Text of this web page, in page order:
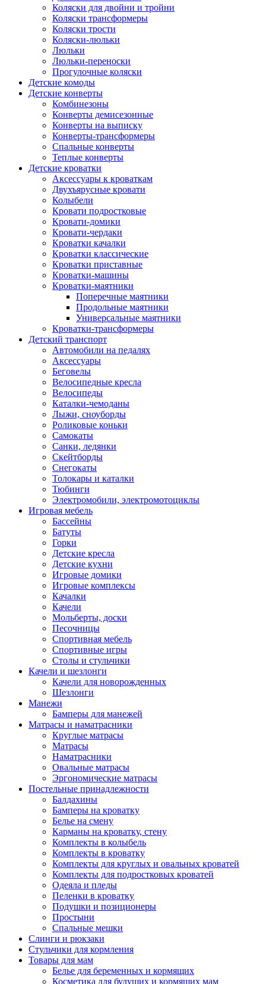
Коляски для двойни и тройни
Коляски трансформеры
Коляски трости
Коляски-люльки
Люльки
Люльки-переноски
Прогулочные коляски
Детские комоды
Детские конверты
Комбинезоны
Конверты демисезонные
Конверты на выписку
Конверты-трансформеры
Спальные конверты
Теплые конверты
Детские кроватки
Аксессуары к кроваткам
Двухъярусные кровати
Колыбели
Кровати подростковые
Кровати-домики
Кровати-чердаки
Кроватки качалки
Кроватки классические
Кроватки приставные
Кроватки-машины
Кроватки-маятники
Поперечные маятники
Продольные маятники
Универсальные маятники
Кроватки-трансформеры
Детский транспорт
Автомобили на педалях
Аксессуары
Беговелы
Велосипедные кресла
Велосипеды
Каталки-чемоданы
Лыжи, сноуборды
Роликовые коньки
Самокаты
Санки, ледянки
Скейтборды
Снегокаты
Толокары и каталки
Тюбинги
Электромобили, электромотоциклы
Игровая мебель
Бассейны
Батуты
Горки
Детские кресла
Детские кухни
Игровые домики
Игровые комплексы
Качалки
Качели
Мольберты, доски
Песочницы
Спортивная мебель
Спортивные игры
Столы и стульчики
Качели и шезлонги
Качели для новорожденных
Шезлонги
Манежи
Бамперы для манежей
Матрасы и наматрасники
Круглые матрасы
Матрасы
Наматрасники
Овальные матрасы
Эргономические матрасы
Постельные принадлежности
Балдахины
Бамперы на кроватку
Белье на смену
Карманы на кроватку, стену
Комплекты в колыбель
Комплекты в кроватку
Комплекты для круглых и овальных кроватей
Комплекты для подростковых кроватей
Одеяла и пледы
Пеленки в кроватку
Подушки и позиционеры
Простыни
Спальные мешки
Слинги и рюкзаки
Стульчики для кормления
Товары для мам
Белье для беременных и кормящих
Косметика для будущих и кормящих мам